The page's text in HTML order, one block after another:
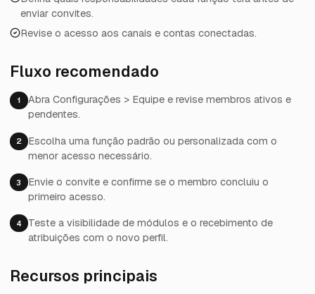
enviar convites.
Revise o acesso aos canais e contas conectadas.
Fluxo recomendado
1
Abra Configurações > Equipe e revise membros ativos e
pendentes.
2
Escolha uma função padrão ou personalizada com o
menor acesso necessário.
3
Envie o convite e confirme se o membro concluiu o
primeiro acesso.
4
Teste a visibilidade de módulos e o recebimento de
atribuições com o novo perfil.
Recursos principais